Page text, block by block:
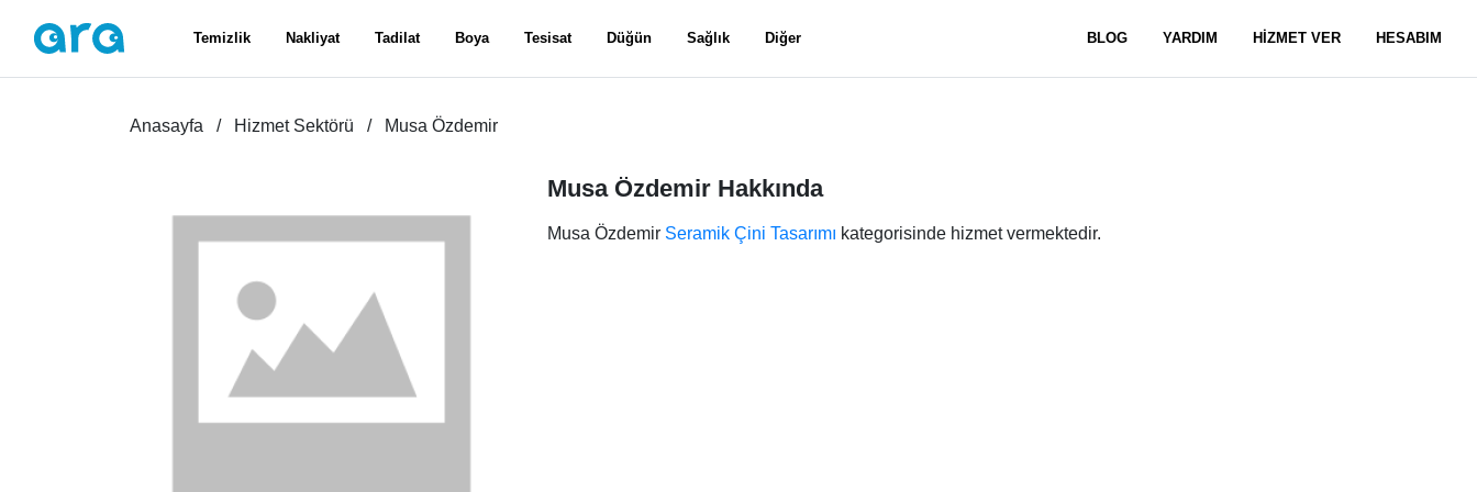
Temizlik Nakliyat Tadilat Boya Tesisat Düğün Sağlık Diğer BLOG YARDIM HİZMET VER HESABIM
Anasayfa Hizmet Sektörü Musa Özdemir
Musa Özdemir Hakkında
Musa Özdemir Seramik Çini Tasarımı kategorisinde hizmet vermektedir.